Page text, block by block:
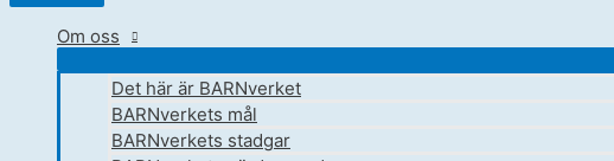
Om oss
Det här är BARNverket
BARNverkets mål
BARNverkets stadgar